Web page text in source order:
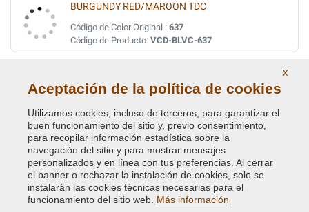
BURGUNDY RED/MAROON TDC
Código de Color Original : 637
Código de Producto: VCD-BLVC-637
Código de Color Original :2236
Código de Producto:VCD-BLVC-2236
CAIRNGORM BROWN MET. L.ROVER(VEDI BLVC-
408)
Código de Color Original :AUF
Código de Producto:
VCD-BLVC-AUF
X
Aceptación de la política de cookies
Utilizamos cookies, incluso de terceros, para garantizar el
buen funcionamiento del sitio y, previo consentimiento,
para recopilar información estadística sobre la
navegación del sitio y para mostrar mensajes
personalizados y en línea con tus preferencias. Al cerrar
el banner o rechazar la instalación de cookies, solo se
instalarán las cookies técnicas necesarias para el
funcionamiento del sitio web. Más información